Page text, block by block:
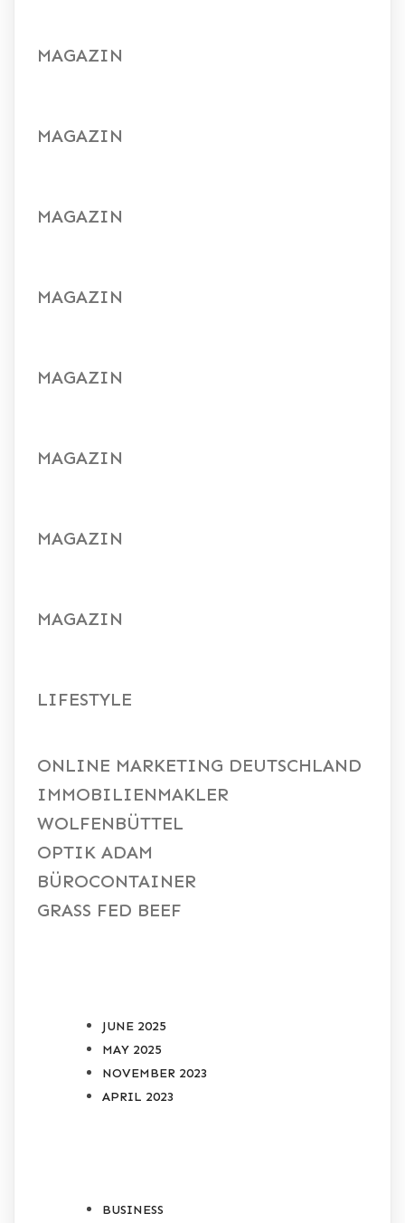
MAGAZIN
MAGAZIN
MAGAZIN
MAGAZIN
MAGAZIN
MAGAZIN
MAGAZIN
MAGAZIN
LIFESTYLE
ONLINE MARKETING DEUTSCHLAND
IMMOBILIENMAKLER
WOLFENBÜTTEL
OPTIK ADAM
BÜROCONTAINER
GRASS FED BEEF
JUNE 2025
MAY 2025
NOVEMBER 2023
APRIL 2023
BUSINESS